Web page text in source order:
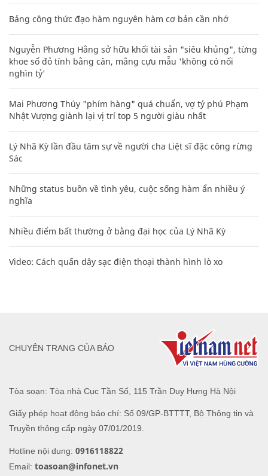
Bảng công thức đạo hàm nguyên hàm cơ bản cần nhớ
Nguyễn Phương Hằng sở hữu khối tài sản "siêu khủng", từng
khoe sổ đỏ tính bằng cân, mắng cựu mẫu 'không có nổi
nghìn tỷ'
Mai Phương Thúy "phím hàng" quá chuẩn, vợ tỷ phú Phạm
Nhật Vượng giành lại vị trí top 5 người giàu nhất
Lý Nhã Kỳ lần đầu tâm sự về người cha Liệt sĩ đặc công rừng
Sác
Những status buồn về tình yêu, cuộc sống hàm ẩn nhiều ý
nghĩa
Nhiều điểm bất thường ở bằng đại học của Lý Nhã Kỳ
Video: Cách quấn dây sạc điện thoại thành hình lò xo
Tòa soạn: Tòa nhà Cục Tần Số, 115 Trần Duy Hưng Hà Nội
Giấy phép hoạt động báo chí: Số 09/GP-BTTTT, Bộ Thông tin và
Truyền thông cấp ngày 07/01/2019.
Hotline nội dung: 0916118822
Email: toasoan@infonet.vn
CHUYÊN TRANG CỦA BÁO